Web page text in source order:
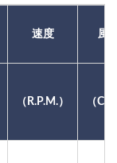
速度 風
（R.P.M.） （